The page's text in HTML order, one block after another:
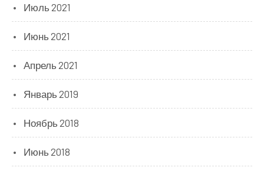
Июль 2021
Июнь 2021
Апрель 2021
Январь 2019
Ноябрь 2018
Июнь 2018